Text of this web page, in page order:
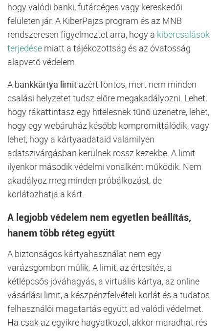
hogy valódi banki, futárcéges vagy kereskedői
felületen jár. A KiberPajzs program és az MNB
rendszeresen figyelmeztet arra, hogy a kibercsalások
terjedése miatt a tájékozottság és az óvatosság
alapvető védelem.
A bankkártya limit azért fontos, mert nem minden
csalási helyzetet tudsz előre megakadályozni. Lehet,
hogy rákattintasz egy hitelesnek tűnő üzenetre, lehet,
hogy egy webáruház később kompromittálódik, vagy
lehet, hogy a kártyaadataid valamilyen
adatszivárgásban kerülnek rossz kezekbe. A limit
ilyenkor második védelmi vonalként működik. Nem
akadályoz meg minden próbálkozást, de
korlátozhatja a kárt.
A legjobb védelem nem egyetlen beállítás,
hanem több réteg együtt
A biztonságos kártyahasználat nem egy
varázsgombon múlik. A limit, az értesítés, a
kétlépcsős jóváhagyás, a virtuális kártya, az online
vásárlási limit, a készpénzfelvételi korlát és a tudatos
felhasználói magatartás együtt ad valódi védelmet.
Ha csak az egyikre hagyatkozol, akkor maradhat rés